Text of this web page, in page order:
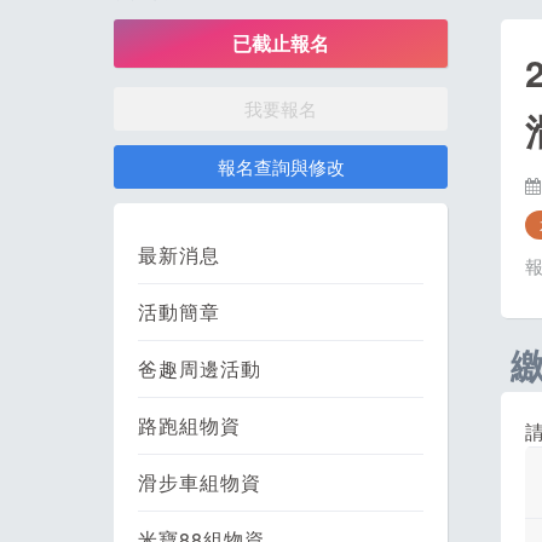
已截止報名
我要報名
報名查詢與修改
最新消息
活動簡章
爸趣周邊活動
路跑組物資
滑步車組物資